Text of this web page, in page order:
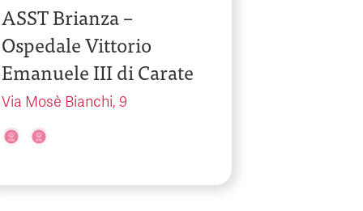
ASST Brianza –
Ospedale Vittorio
Emanuele III di Carate
Via Mosè Bianchi, 9